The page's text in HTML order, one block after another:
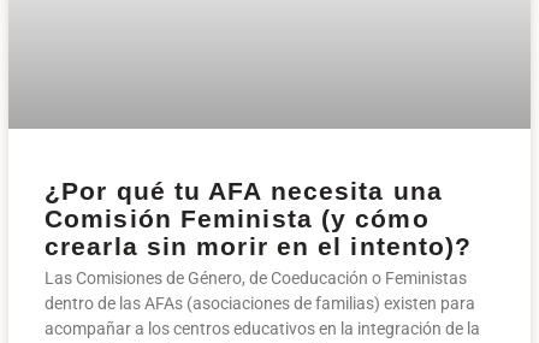
¿Por qué tu AFA necesita una
Comisión Feminista (y cómo
crearla sin morir en el intento)?
Las Comisiones de Género, de Coeducación o Feministas
dentro de las AFAs (asociaciones de familias) existen para
acompañar a los centros educativos en la integración de la